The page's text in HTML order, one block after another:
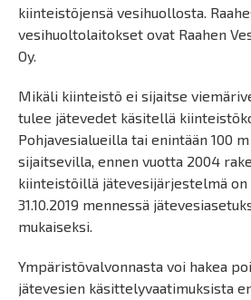
kiinteistöjensä vesihuollosta.
vesihuoltolaitokset ovat Raahen
Oy.
Mikäli kiinteistö ei sijaitse
tulee jätevedet käsitellä
Pohjavesialueilla tai enintään 100
sijaitsevilla, ennen vuotta 2004
kiinteistöillä jätevesijärjestelmä on
31.10.2019 mennessä
mukaiseksi.
Ympäristövalvonnasta voi hakea
jätevesien käsittelyvaatimuksista